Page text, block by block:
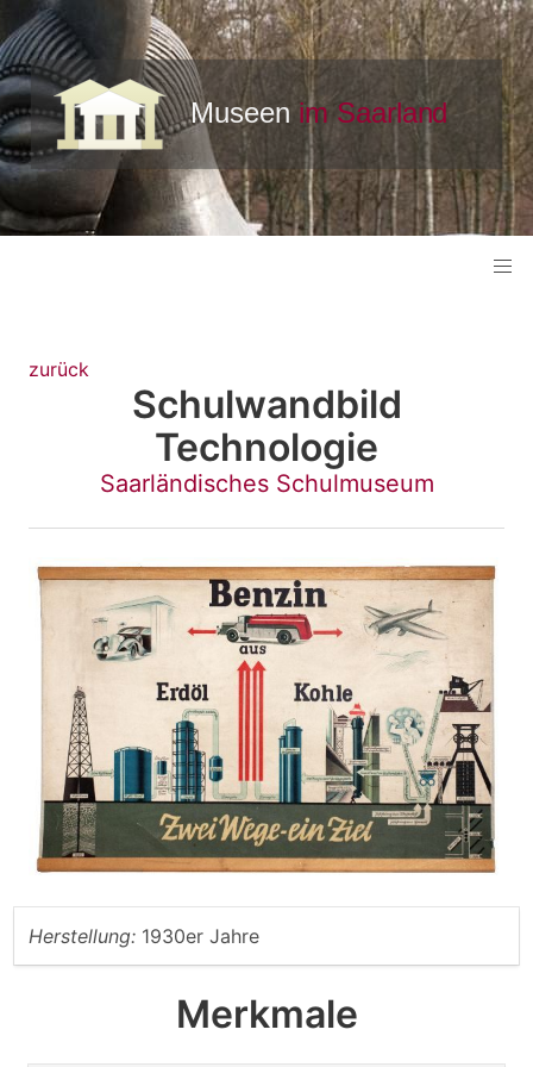
zurück
Schulwandbild
Technologie
Saarländisches Schulmuseum
Herstellung: 1930er Jahre
Merkmale